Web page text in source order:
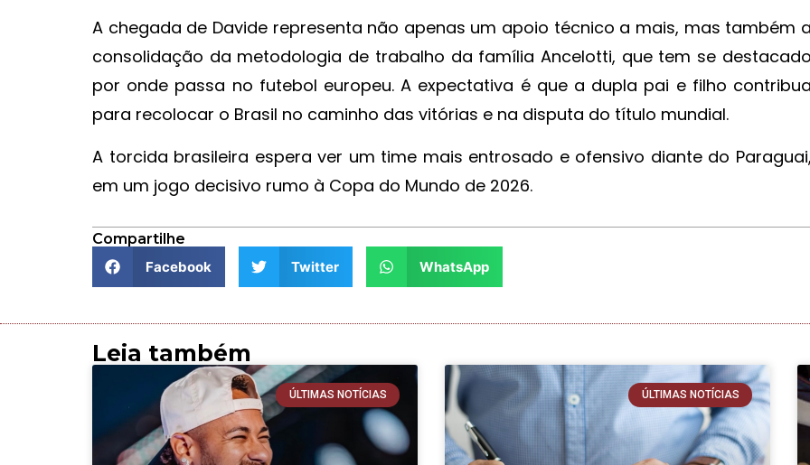
A chegada de Davide representa não apenas um apoio técnico a mais, mas também a
consolidação da metodologia de trabalho da família Ancelotti, que tem se destacado
por onde passa no futebol europeu. A expectativa é que a dupla pai e filho contribua
para recolocar o Brasil no caminho das vitórias e na disputa do título mundial.
A torcida brasileira espera ver um time mais entrosado e ofensivo diante do Paraguai,
em um jogo decisivo rumo à Copa do Mundo de 2026.
Compartilhe
Facebook
Twitter WhatsApp
Leia também
ÚLTIMAS NOTÍCIAS ÚLTIMAS NOTÍCIAS